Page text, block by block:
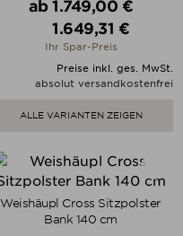
Verkaufspreis
ab 1.749,00 €
Preis
1.649,31 €
Ihr Spar-Preis
Preise inkl. ges. MwSt.
absolut versandkostenfrei
ALLE VARIANTEN ZEIGEN
Weishäupl Cross Sitzpolster
Bank 140 cm